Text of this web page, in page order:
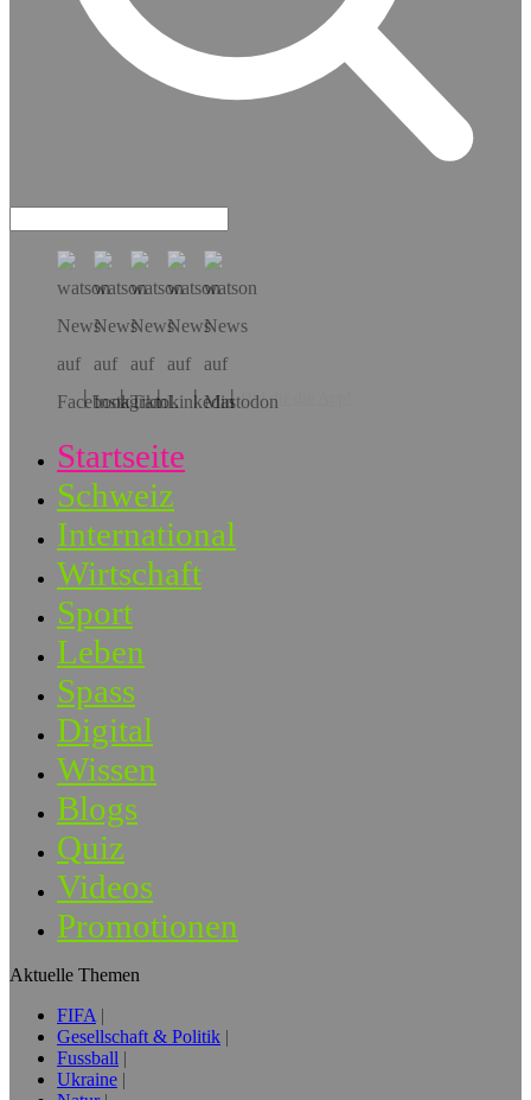
Hol dir die App!
Startseite
Schweiz
International
Wirtschaft
Sport
Leben
Spass
Digital
Wissen
Blogs
Quiz
Videos
Promotionen
Aktuelle Themen
FIFA
Gesellschaft & Politik
Fussball
Ukraine